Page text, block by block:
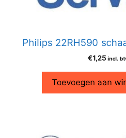
Philips 22RH590
€1,25 incl.
Toevoegen aan